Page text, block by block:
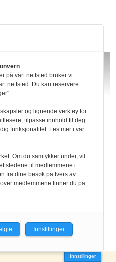
med
Innstillinger
på vårt nettsted bruker vi
nettsted. Du kan reservere
og lignende verktøy for
tilpasse innhold til deg
funksjonalitet. Les mer i vår
Om du samtykker under, vil
til medlemmene i
fra dine besøk på tvers av
medlemmene finner du på
Innstillinger